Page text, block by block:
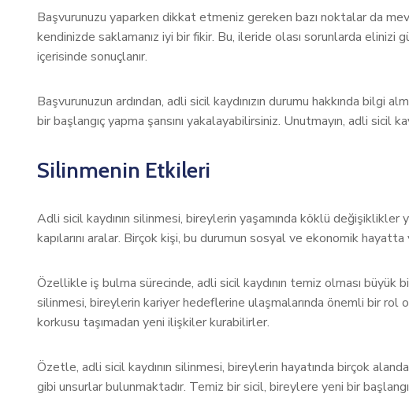
Başvurunuzu yaparken dikkat etmeniz gereken bazı noktalar da
kendinizde saklamanız iyi bir fikir. Bu, ileride olası sorunlarda
içerisinde sonuçlanır.
Başvurunuzun ardından, adli sicil kaydınızın durumu hakkında
bir başlangıç yapma şansını yakalayabilirsiniz. Unutmayın, adli sicil
Silinmenin Etkileri
Adli sicil kaydının silinmesi, bireylerin yaşamında köklü değişiklikler
kapılarını aralar. Birçok kişi, bu durumun sosyal ve ekonomik
Özellikle iş bulma sürecinde, adli sicil kaydının temiz olması büyük
silinmesi, bireylerin kariyer hedeflerine ulaşmalarında önemli bir rol
korkusu taşımadan yeni ilişkiler kurabilirler.
Özetle, adli sicil kaydının silinmesi, bireylerin hayatında birçok
gibi unsurlar bulunmaktadır. Temiz bir sicil, bireylere yeni bir